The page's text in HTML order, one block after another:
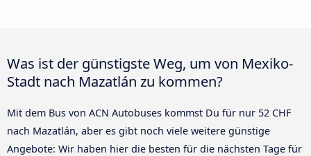
Was ist der günstigste Weg, um von Mexiko-
Stadt nach Mazatlán zu kommen?
Mit dem Bus von ACN Autobuses kommst Du für nur 52 CHF
nach Mazatlán, aber es gibt noch viele weitere günstige
Angebote: Wir haben hier die besten für die nächsten Tage für